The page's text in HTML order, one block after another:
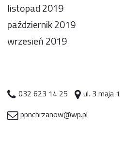
listopad 2019
październik 2019
wrzesień 2019
032 623 14 25
ul. 3 maja 1
ppnchrzanow@wp.pl